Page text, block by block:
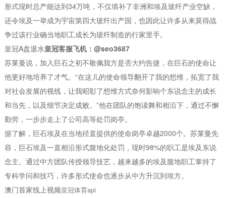
形式现时总产能达到34万吨，不仅填补了非洲和埃及玻纤产业空缺，
还令埃及一举成为宇宙第四大玻纤出产国，也因此让许多从来莫得战
争过该行业确当地职工成长为玻纤制造的行家里手。
皇冠A盘退水皇冠客服飞机：@seo3687
苏莱曼说，加入巨石之初不敬佩我方是否大约告捷，在巨石的使命让
他更好地培养了才气。“在这儿的使命领导翻开了我的想维，拓宽了我
对社会发展的视线，让我昭彰了想维方式奈何影响个东说念主的成长
和当先，以及细节决定成败。”他在团队的饱读舞和相沿下，通过不懈
勤劳，一步步走上了公司高等处罚岗亭。
据了解，巨石埃及在当地径直提供的使命岗亭卓越2000个。苏莱曼先
容，巨石埃及一直相沿形式腹地化处罚，现时98%的职工是埃及东说
念主。通过中方团队传授领导技艺，越来越多的埃及腹地职工掌持了
专科学问和技巧，许多形式使命也逐步从中方升沉到埃方。
澳门首家线上视频皇冠体育api